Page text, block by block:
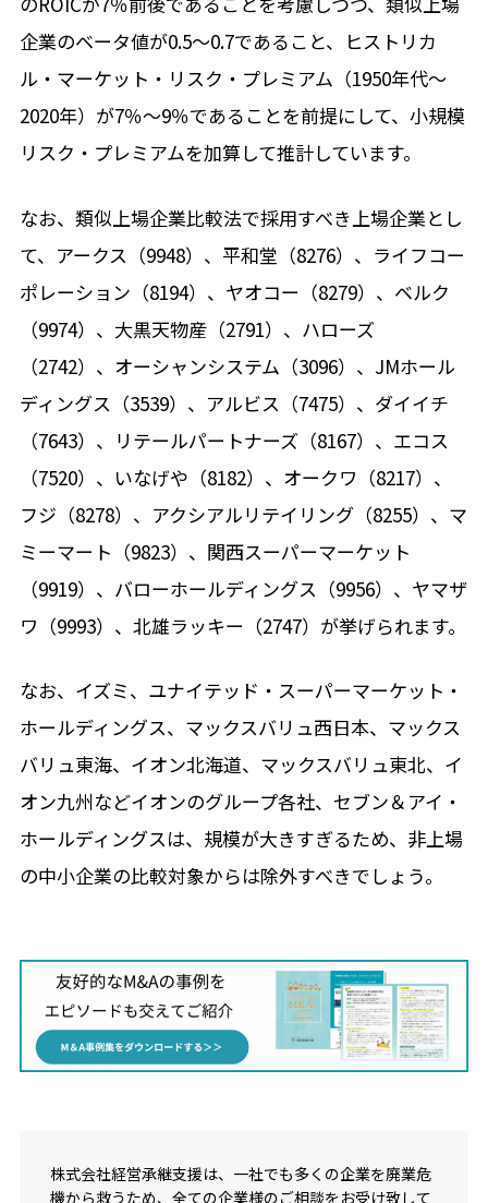
企業のベータ値が0.5～0.7であること、ヒストリカ
ル・マーケット・リスク・プレミアム（1950年代～
2020年）が7％～9％であることを前提にして、小規模
リスク・プレミアムを加算して推計しています。
なお、類似上場企業比較法で採用すべき上場企業とし
て、アークス（9948）、平和堂（8276）、ライフコー
ポレーション（8194）、ヤオコー（8279）、ベルク
（9974）、大黒天物産（2791）、ハローズ
（2742）、オーシャンシステム（3096）、JMホール
ディングス（3539）、アルビス（7475）、ダイイチ
（7643）、リテールパートナーズ（8167）、エコス
（7520）、いなげや（8182）、オークワ（8217）、
フジ（8278）、アクシアルリテイリング（8255）、マ
ミーマート（9823）、関西スーパーマーケット
（9919）、バローホールディングス（9956）、ヤマザ
ワ（9993）、北雄ラッキー（2747）が挙げられます。
なお、イズミ、ユナイテッド・スーパーマーケット・
ホールディングス、マックスバリュ西日本、マックス
バリュ東海、イオン北海道、マックスバリュ東北、イ
オン九州などイオンのグループ各社、セブン＆アイ・
ホールディングスは、規模が大きすぎるため、非上場
の中小企業の比較対象からは除外すべきでしょう。
株式会社経営承継支援は、一社でも多くの企業を廃業危
機から救うため、全ての企業様のご相談をお受け致して